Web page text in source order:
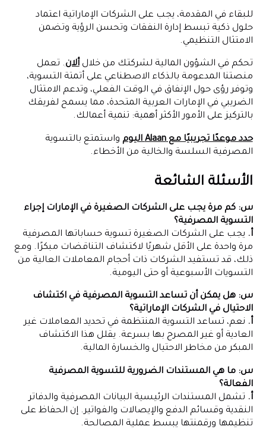
للبقاء في المقدمة، يجب على الشركات الإماراتية اعتماد
حلول ذكية تبسط إدارة النفقات وتحسن الرؤية وتضمن
الامتثال التنظيمي.
تحكم في الشؤون المالية لشركتك من خلالألان. تعمل
منصتنا المدعومة بالذكاء الاصطناعي على أتمتة التسوية،
وتوفر رؤى حول الإنفاق في الوقت الفعلي، وتدعم الامتثال
الضريبي في الإمارات العربية المتحدة، مما يسمح لفريقك
بالتركيز على الأمور الأكثر أهمية: تنمية أعمالك.
حدد موعدًا تجريبيًا مع Alaan اليوم
واستمتع بالتسوية
المصرفية السلسة والخالية من الأخطاء.
الأسئلة الشائعة
س: كم مرة يجب على الشركات الصغيرة في الإمارات إجراء
التسوية المصرفية؟
أ. يجب على الشركات الصغيرة تسوية حساباتها المصرفية
مرة واحدة على الأقل شهريًا لاكتشاف التناقضات مبكرًا. ومع
ذلك، قد تستفيد الشركات ذات أحجام المعاملات العالية من
التسويات الأسبوعية أو حتى اليومية.
س: هل يمكن أن تساعد التسوية المصرفية في اكتشاف
الاحتيال في الشركات الإماراتية؟
أ. نعم، تساعد التسوية المنتظمة في تحديد المعاملات غير
العادية أو غير المصرح بها بسرعة. يقلل هذا الاكتشاف
المبكر من مخاطر الاحتيال والخسارة المالية.
س: ما هي المستندات الضرورية للتسوية المصرفية
الفعالة؟
أ. تشمل المستندات الرئيسية البيانات المصرفية والدفاتر
النقدية وقسائم الدفع والإيصالات والفواتير. إن الحفاظ على
تنظيمها ورقمنتها يبسط عملية المصالحة.